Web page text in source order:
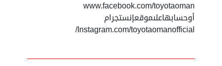
www.facebook.com/toyotaoman
أوحسابهاعلىموقعإنستجرام
Instagram.com/toyotaomanofficial/